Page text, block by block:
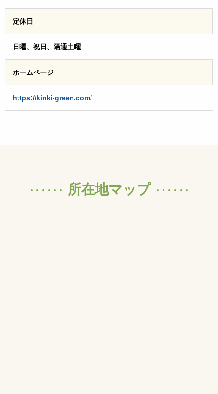
定休日
日曜、祝日、隔通土曜
ホームページ
https://kinki-green.com/
所在地マップ